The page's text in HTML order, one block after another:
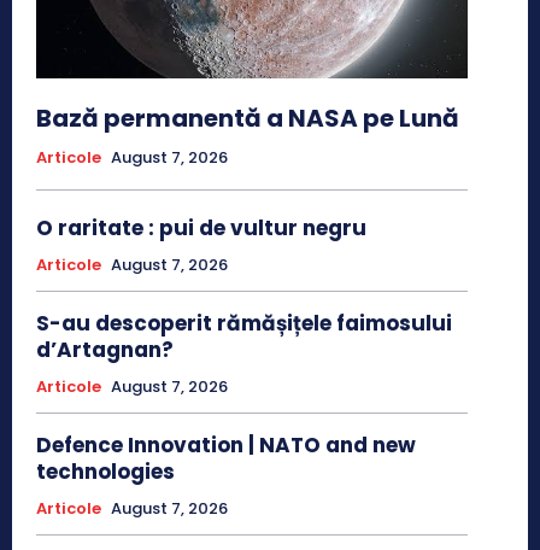
Bază permanentă a NASA pe Lună
Articole August 7, 2026
O raritate : pui de vultur negru
Articole August 7, 2026
S-au descoperit rămășițele faimosului
d’Artagnan?
Articole August 7, 2026
Defence Innovation | NATO and new
technologies
Articole August 7, 2026